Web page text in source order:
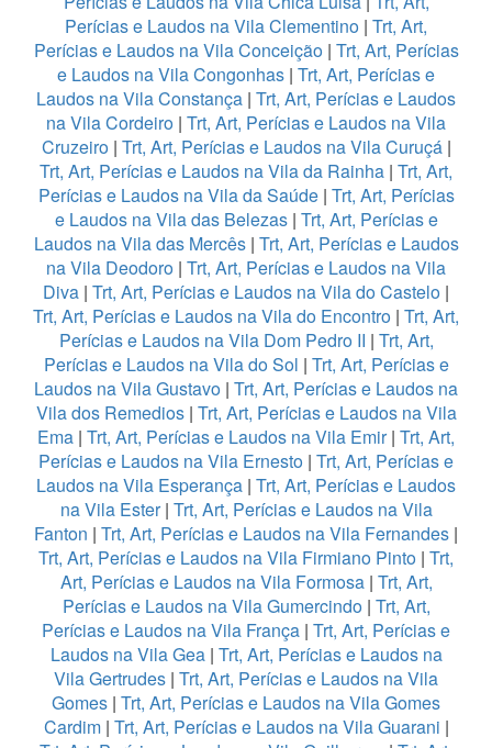
Perícias e Laudos na Vila Clementino | Trt, Art,
Perícias e Laudos na Vila Conceição| Trt, Art, Perícias
e Laudos na Vila Congonhas | Trt, Art, Perícias e
Laudos na Vila Constança | Trt, Art, Perícias e Laudos
na Vila Cordeiro | Trt, Art, Perícias e Laudos na Vila
Cruzeiro | Trt, Art, Perícias e Laudos na Vila Curuçá |
Trt, Art, Perícias e Laudos na Vila da Rainha | Trt, Art,
Perícias e Laudos na Vila da Saúde| Trt, Art, Perícias
e Laudos na Vila das Belezas| Trt, Art, Perícias e
Laudos na Vila das Mercês| Trt, Art, Perícias e Laudos
na Vila Deodoro | Trt, Art, Perícias e Laudos na Vila
Diva | Trt, Art, Perícias e Laudos na Vila do Castelo |
Trt, Art, Perícias e Laudos na Vila do Encontro | Trt, Art,
Perícias e Laudos na Vila Dom Pedro II | Trt, Art,
Perícias e Laudos na Vila do Sol | Trt, Art, Perícias e
Laudos na Vila Gustavo | Trt, Art, Perícias e Laudos na
Vila dos Remedios| Trt, Art, Perícias e Laudos na Vila
Ema | Trt, Art, Perícias e Laudos na Vila Emir| Trt, Art,
Perícias e Laudos na Vila Ernesto | Trt, Art, Perícias e
Laudos na Vila Esperança | Trt, Art, Perícias e Laudos
na Vila Ester| Trt, Art, Perícias e Laudos na Vila
Fanton | Trt, Art, Perícias e Laudos na Vila Fernandes |
Trt, Art, Perícias e Laudos na Vila Firmiano Pinto | Trt,
Art, Perícias e Laudos na Vila Formosa| Trt, Art,
Perícias e Laudos na Vila Gumercindo| Trt, Art,
Perícias e Laudos na Vila França | Trt, Art, Perícias e
Laudos na Vila Gea| Trt, Art, Perícias e Laudos na
Vila Gertrudes | Trt, Art, Perícias e Laudos na Vila
Gomes | Trt, Art, Perícias e Laudos na Vila Gomes
Cardim| Trt, Art, Perícias e Laudos na Vila Guarani |